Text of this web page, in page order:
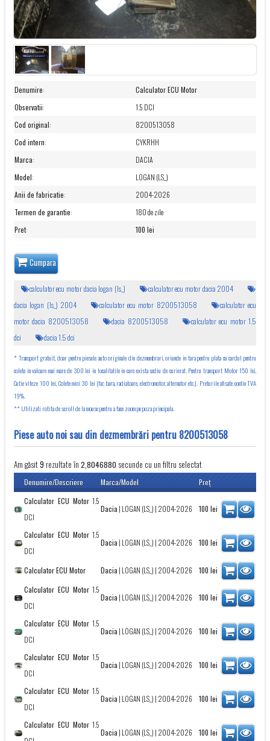
Denumire:
Calculator ECU Motor
Observatii:
1.5 DCI
Cod original:
8200513058
Cod intern:
CYKRHH
Marca:
DACIA
Model:
LOGAN (LS_)
Anii de fabricatie:
2004-2026
Termen de garantie:
180 de zile
Pret: 100 lei
Cumpara
calculator ecu motor dacia logan (ls_)
calculator ecu motor dacia 2004
dacia logan (ls_) 2004
calculator ecu motor 8200513058
calculator ecu
motor dacia 8200513058
dacia 8200513058
calculator ecu motor 1.5
dci
dacia 1.5 dci
* Transport gratuit, doar pentru piesele auto originale din dezmembrari, oriunde in tara pentru plata cu cardul pentru
colete in valoare mai mare de 300 lei in localitatile in care exista sediu de curierat. Pentru transport Motor 150 lei,
Cutie viteze 100 lei, Colete mici 30 lei (far, bara, radiatoare, electromotor, alternator etc.). Preturile afisate contin TVA
19%.
** Utilizati rotita de scroll de la mouse pentru a face zoom pe poza principala.
Piese auto noi sau din dezmembrări pentru 8200513058
Am găsit9 rezultate în 2,8046880 secunde cu un filtru selectat
Denumire/Descriere Marca/Model
Preţ
Calculator ECU Motor1.5
DCI
Dacia | LOGAN (LS_) | 2004-2026 100 lei
Calculator ECU Motor1.5
DCI
Dacia | LOGAN (LS_) | 2004-2026 100 lei
Calculator ECU Motor Dacia | LOGAN (LS_) | 2004-2026 100 lei
Calculator ECU Motor1.5
DCI
Dacia | LOGAN (LS_) | 2004-2026 100 lei
Calculator ECU Motor1.5
DCI
Dacia | LOGAN (LS_) | 2004-2026 100 lei
Calculator ECU Motor1.5
DCI
Dacia | LOGAN (LS_) | 2004-2026 100 lei
Calculator ECU Motor1.5
DCI
Dacia | LOGAN (LS_) | 2004-2026 100 lei
Calculator ECU Motor1.5
Dacia | LOGAN (LS_) | 2004-2026 100 lei